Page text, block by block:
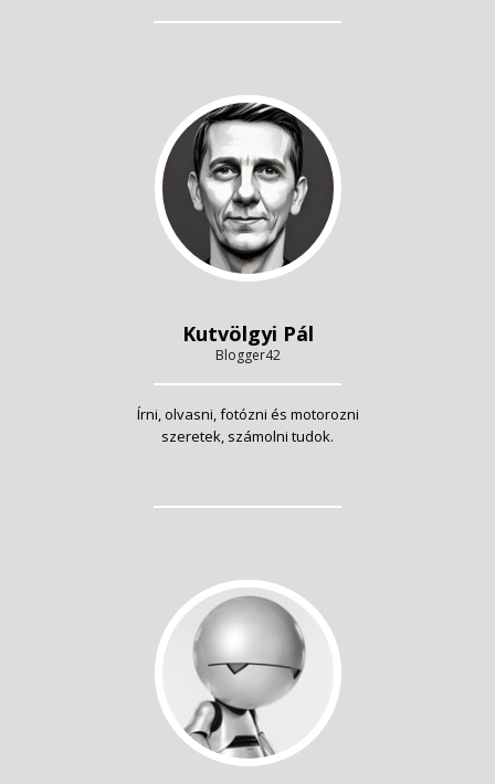
Kutvölgyi Pál
Blogger42
Írni, olvasni, fotózni és motorozni
szeretek, számolni tudok.